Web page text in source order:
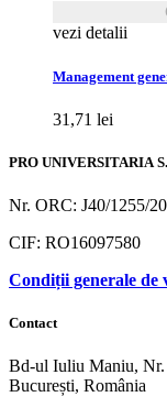
vezi detalii
Management
31,71 lei
PRO UNIVERSITARIA
Nr. ORC: J40/1255/
CIF: RO16097580
Condiții generale de
Contact
Bd-ul Iuliu Maniu, Nr.
București, România